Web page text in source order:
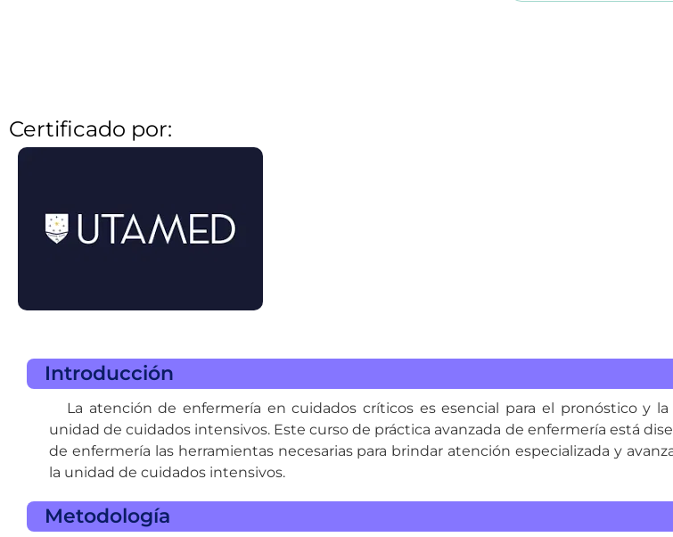
Certificado por:
Introducción
La atención de enfermería en cuidados críticos es esencial para el pronóstico y
unidad de cuidados intensivos. Este curso de práctica avanzada de enfermería está
de enfermería las herramientas necesarias para brindar atención especializada y
la unidad de cuidados intensivos.
Metodología